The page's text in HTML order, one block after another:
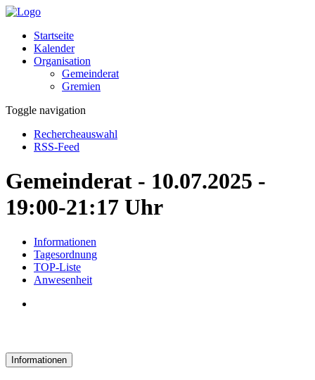
Startseite
Kalender
Organisation
Gemeinderat
Gremien
Toggle navigation
Rechercheauswahl
RSS-Feed
Gemeinderat - 10.07.2025 -
19:00-21:17 Uhr
Informationen
Tagesordnung
TOP-Liste
Anwesenheit
Informationen